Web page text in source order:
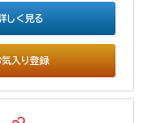
気入り登録
しく見る